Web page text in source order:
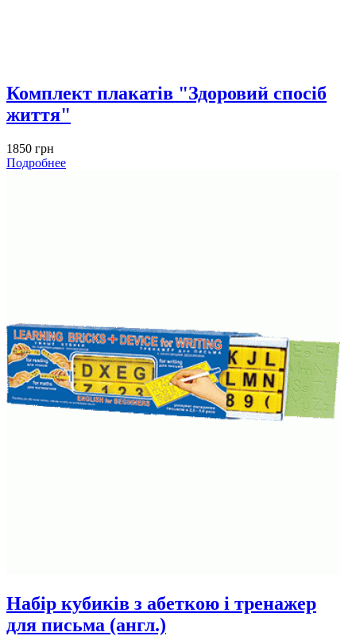
Комплект плакатів "Здоровий спосіб
життя"
1850 грн
Подробнее
Набір кубиків з абеткою і тренажер
для письма (англ.)